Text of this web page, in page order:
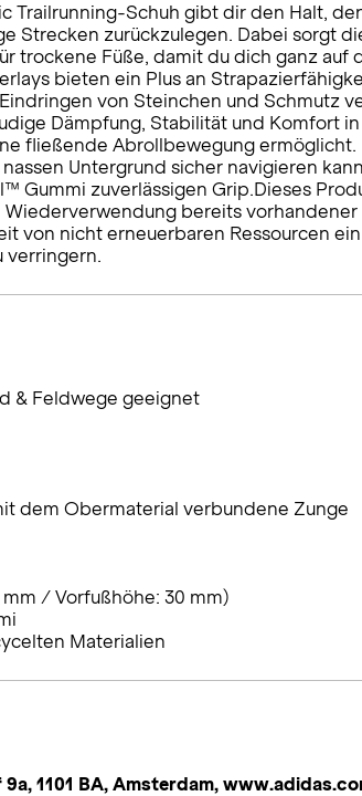
Trailrunning-Schuh gibt dir den Halt,
Strecken zurückzulegen. Dabei sorgt
trockene Füße, damit du dich ganz auf
bieten ein Plus an
von Steinchen und Schmutz
Dämpfung, Stabilität und Komfort
fließende Abrollbewegung ermöglicht.
Untergrund sicher navigieren
Gummi zuverlässigen Grip.Dieses
bereits
von nicht erneuerbaren Ressourcen
verringern.
& Feldwege geeignet
dem Obermaterial verbundene Zunge
/ Vorfußhöhe: 30 mm)
Materialien
1101 BA, Amsterdam,